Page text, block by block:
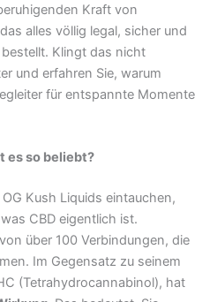
Kraft von
alles völlig legal, sicher und
Klingt das nicht
und erfahren Sie, warum
für entspannte Momente
es so beliebt?
Kush Liquids eintauchen,
CBD eigentlich ist.
über 100 Verbindungen, die
Im Gegensatz zu seinem
(Tetrahydrocannabinol), hat